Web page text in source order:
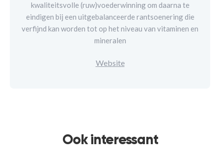
kwaliteitsvolle (ruw)voederwinning om daarna te
eindigen bij een uitgebalanceerde rantsoenering die
verfijnd kan worden tot op het niveau van vitaminen en
mineralen
Website
Ook interessant